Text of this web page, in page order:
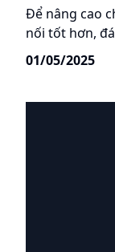
Để nâng cao
nối tốt hơn,
hàng, từ ngày
01/05/2025